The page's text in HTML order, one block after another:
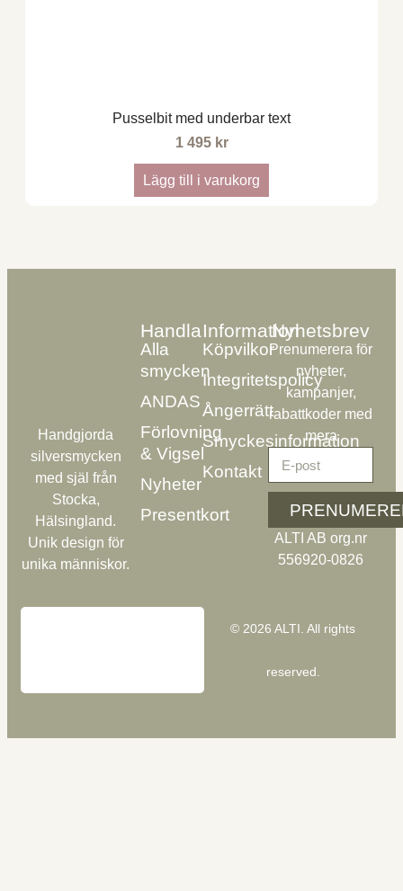
Pusselbit med underbar text
1 495 kr
Lägg till i varukorg
Handgjorda
silversmycken
med själ från
Stocka,
Hälsingland.
Unik design för
unika människor.
Handla
Alla
smycken
ANDAS
Förlovning
& Vigsel
Nyheter
Presentkort
Information
Köpvilkor
Integritetspolicy
Ångerrätt
Smyckesinformation
Kontakt
Nyhetsbrev
Prenumerera för
nyheter,
kampanjer,
rabattkoder med
mera
ALTI AB org.nr
556920-0826
© 2026 ALTI. All rights
reserved.